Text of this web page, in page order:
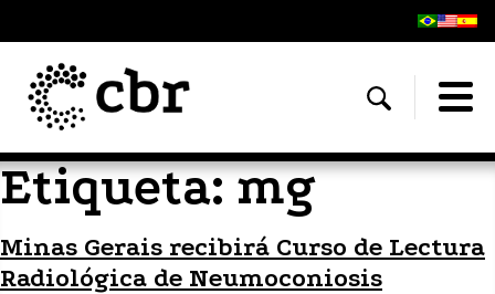
Etiqueta:mg
Minas Gerais recibirá Curso de Lectura
Radiológica de Neumoconiosis